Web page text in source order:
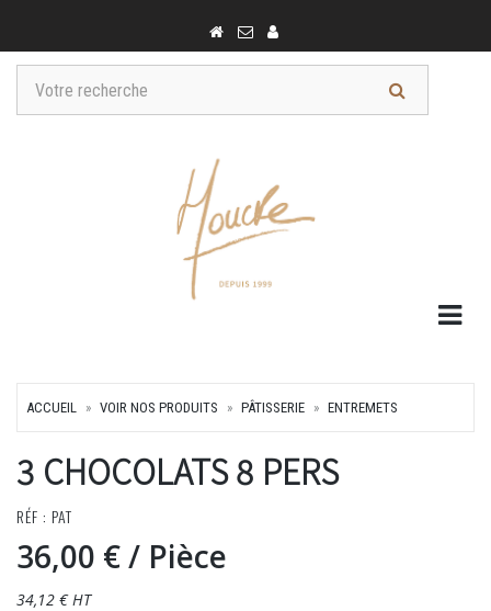
ACCUEIL VOIR NOS PRODUITS PÂTISSERIE ENTREMETS
3 CHOCOLATS 8 PERS
RÉF : PAT
36,00 €/ Pièce
34,12 € HT